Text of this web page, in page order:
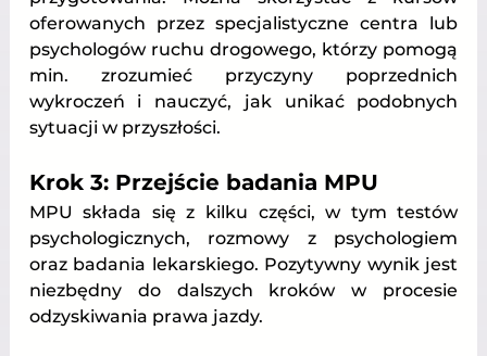
oferowanych przez specjalistyczne centra lub
psychologów ruchu drogowego, którzy pomogą
min. zrozumieć przyczyny poprzednich
wykroczeń i nauczyć, jak unikać podobnych
sytuacji w przyszłości.
Krok 3: Przejście badania MPU
MPU składa się z kilku części, w tym testów
psychologicznych, rozmowy z psychologiem
oraz badania lekarskiego. Pozytywny wynik jest
niezbędny do dalszych kroków w procesie
odzyskiwania prawa jazdy.